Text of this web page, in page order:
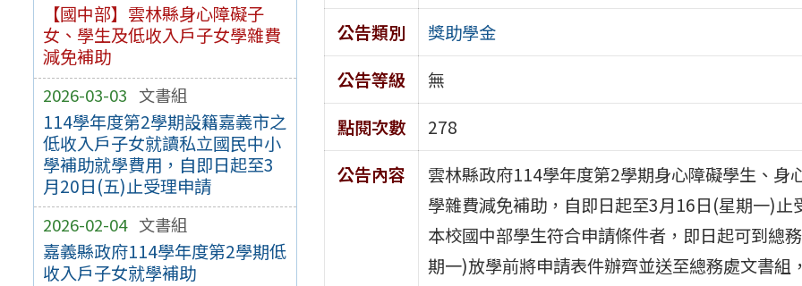
【國中部】雲林縣身心障礙子
女、學生及低收入戶子女學雜費
減免補助
2026-03-03 文書組
114學年度第2學期設籍嘉義市之
低收入戶子女就讀私立國民中小
學補助就學費用，自即日起至3
月20日(五)止受理申請
2026-02-04 文書組
嘉義縣政府114學年度第2學期低
收入戶子女就學補助
公告類別
獎助學金
公告等級
無
點閱次數
278
公告內容
雲林縣政府114學年度第2學期身心障礙學生、
學雜費減免補助，自即日起至3月16日(星期一)止
本校國中部學生符合申請條件者，即日起可到總
期一)放學前將申請表件辦齊並送至總務處文書組